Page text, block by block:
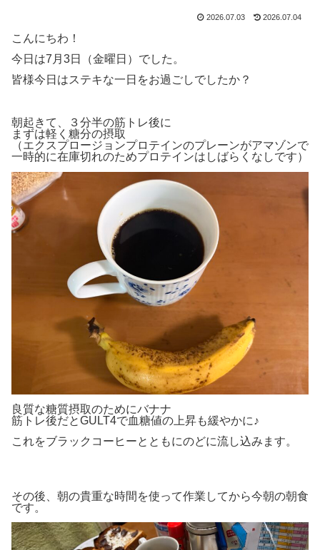
2026.07.03 2026.07.04
こんにちわ！
今日は7月3日（金曜日）でした。
皆様今日はステキな一日をお過ごしでしたか？
朝起きて、３分半の筋トレ後に
まずは軽く糖分の摂取
（エクスプロージョンプロテインのプレーンがアマゾンで
一時的に在庫切れのためプロテインはしばらくなしです）
良質な糖質摂取のためにバナナ
筋トレ後だとGULT4で血糖値の上昇も緩やかに♪
これをブラックコーヒーとともにのどに流し込みます。
その後、朝の貴重な時間を使って作業してから今朝の朝食
です。